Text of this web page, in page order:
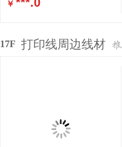
￥
17F 打印线周边线材